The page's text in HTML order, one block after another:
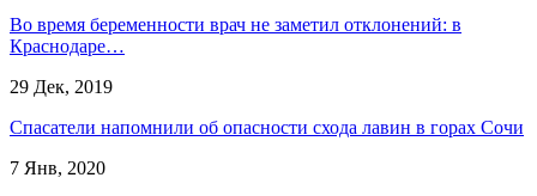
Во время беременности врач не заметил отклонений: в
Краснодаре…
29 Дек, 2019
Спасатели напомнили об опасности схода лавин в горах Сочи
7 Янв, 2020